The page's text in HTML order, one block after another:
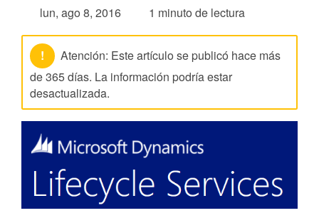
lun, ago 8, 2016 1 minuto de lectura
!
Atención: Este artículo se publicó hace más
de 365 días. La información podría estar
desactualizada.